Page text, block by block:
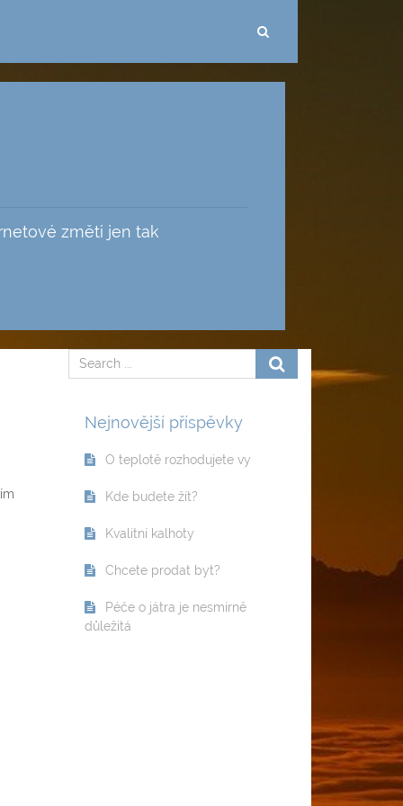
změti jen tak
Nejnovější příspěvky
O teplotě rozhodujete vy
Kde budete žít?
Kvalitní kalhoty
Chcete prodat byt?
Péče o játra je nesmírně
důležitá